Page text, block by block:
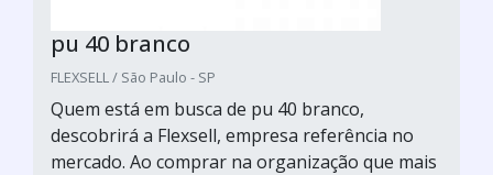
pu 40 branco
FLEXSELL / São Paulo - SP
Quem está em busca de pu 40 branco,
descobrirá a Flexsell, empresa referência no
mercado. Ao comprar na organização que mais